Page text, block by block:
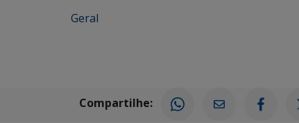
Geral
Compartilhe: